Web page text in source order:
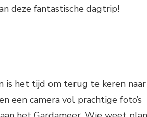
deze fantastische dagtrip!
is het tijd om terug te keren naar
een camera vol prachtige foto’s